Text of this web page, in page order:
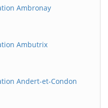
Ambronay
Ambutrix
Andert-et-Condon